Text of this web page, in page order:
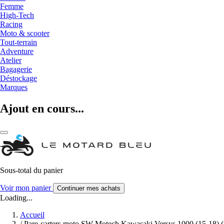
Femme
High-Tech
Racing
Moto & scooter
Tout-terrain
Adventure
Atelier
Bagagerie
Déstockage
Marques
Ajout en cours...
Sous-total du panier
Voir mon panier Continuer mes achats
Loading...
Accueil